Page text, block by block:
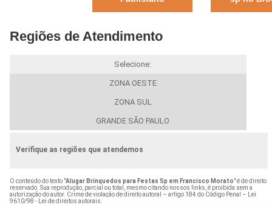
Regiões de Atendimento
Selecione:
ZONA OESTE
ZONA SUL
GRANDE SÃO PAULO
Verifique as regiões que atendemos
O conteúdo do texto "Alugar Brinquedos para Festas Sp em Francisco Morato" é de direito
reservado. Sua reprodução, parcial ou total, mesmo citando nossos links, é proibida sem a
autorização do autor. Crime de violação de direito autoral – artigo 184 do Código Penal –
Lei
9610/98 - Lei de direitos autorais